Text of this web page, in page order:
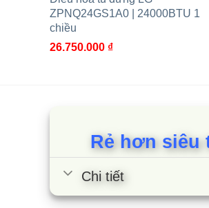
Tối đa
Chiều cao chênh lệch cục
ZPNQ24GS1A0 | 24000BTU 1
chiều
26.750.000 ₫
Rẻ hơn siêu
Chi tiết